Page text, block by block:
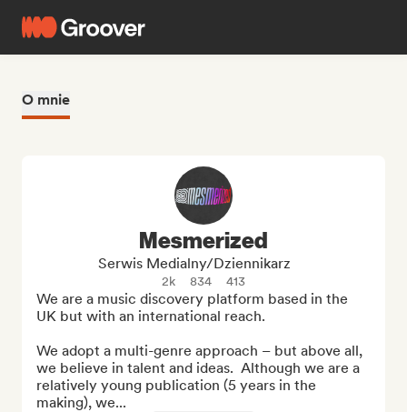
O mnie
Mesmerized
Serwis Medialny/Dziennikarz
2k 834 413
We are a music discovery platform based in the
UK but with an international reach.
We adopt a multi-genre approach – but above all,
we believe in talent and ideas.  Although we are a
relatively young publication (5 years in the
making), we...